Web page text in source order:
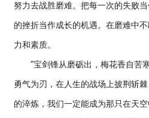
努力去战胜磨难。把每一次的失败
的挫折当作成长的机遇。在磨难中
力和素质。
“宝剑锋从磨砺出，梅花香自苦寒
勇气为刃，在人生的战场上披荆斩
的淬炼，我们一定能成为那只在天